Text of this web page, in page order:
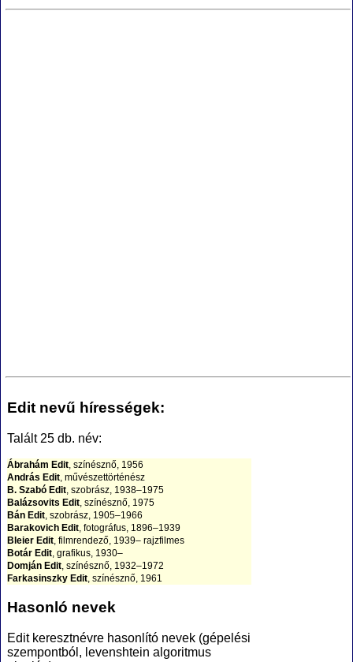
Edit nevű hírességek:
Talált 25 db. név:
Ábrahám Edit , színésznő, 1956
András Edit , művészettörténész
B. Szabó Edit , szobrász, 1938–1975
Balázsovits Edit , színésznő, 1975
Bán Edit , szobrász, 1905–1966
Barakovich Edit , fotográfus, 1896–1939
Bleier Edit , filmrendező, 1939– rajzfilmes
Botár Edit , grafikus, 1930–
Domján Edit , színésznő, 1932–1972
Farkasinszky Edit , színésznő, 1961
Gyömrői Edit, író, 1896–1987 pszichoanalitikus, költő,
író
Kőszegi Edit, filmrendező, 1952
Majzik Edit, színésznő, 1967
Hasonló nevek
Edit keresztnévre hasonlító nevek (gépelési
szempontból, levenshtein algoritmus